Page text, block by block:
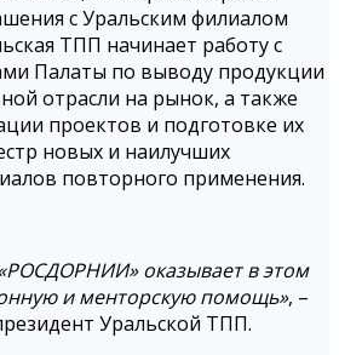
с Уральским филиалом
ТПП начинает работу с
Палаты по выводу продукции
отрасли на рынок, а также
проектов и подготовке их
новых и наилучших
повторного применения.
оказывает в этом
и менторскую помощь», –
Уральской ТПП.